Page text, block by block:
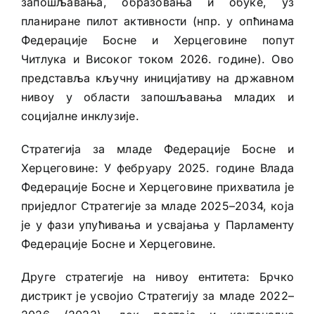
планиране пилот активности (нпр. у опћинама
Федерације Босне и Херцеговине попут
Читлука и Високог током 2026. године). Ово
представља кључну иницијативу на државном
нивоу у области запошљавања младих и
социјалне инклузије.
Стратегија за младе Федерације Босне и
Херцеговине: У фебруару 2025. године Влада
Федерације Босне и Херцеговине прихватила је
приједлог Стратегије за младе 2025–2034, која
је у фази упућивања и усвајања у Парламенту
Федерације Босне и Херцеговине.
Друге стратегије на нивоу ентитета: Брчко
дистрикт је усвојио Стратегију за младе 2022–